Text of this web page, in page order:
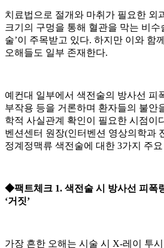
치료법으로 절개와 마취가 필요한 외
크기의 구멍을 통해 혈관을 막는 비수
술’이 주목받고 있다. 하지만 이와 함
오해들도 일부 존재한다.
예컨대 일부에서 색전술의 방사선 피
부작용 등을 거론하며 환자들의 불안
학적 사실관계 확인이 필요한 시점이
벤션센터 원장(인터벤션 영상의학과
정계정맥류 색전술에 대한 3가지 주
◆팩트체크 1. 색전술 시 방사선 피폭
‘거짓’
가장 흔한 오해는 시술 시 X-레이 투